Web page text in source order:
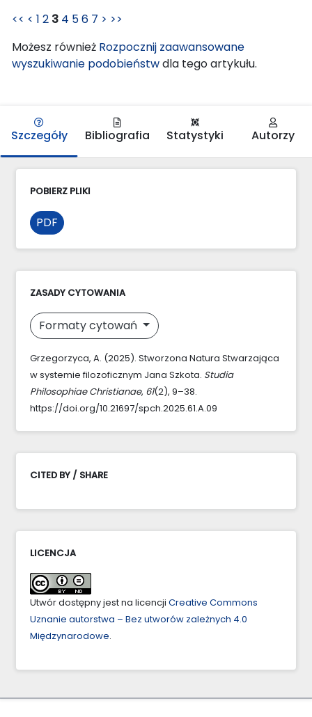
<< < 1 2 3 4 56 7 > >>
Możesz również Rozpocznij zaawansowane
wyszukiwanie podobieństwdla tego artykułu.
Szczegóły Bibliografia Statystyki Autorzy
POBIERZ PLIKI
PDF
ZASADY CYTOWANIA
Formaty cytowań
Grzegorzyca, A. (2025). Stworzona Natura Stwarzająca
w systemie filozoficznym Jana Szkota. Studia
Philosophiae Christianae, 61(2), 9–38.
https://doi.org/10.21697/spch.2025.61.A.09
CITED BY / SHARE
LICENCJA
Utwór dostępny jest na licencji Creative Commons
Uznanie autorstwa – Bez utworów zależnych 4.0
Międzynarodowe.